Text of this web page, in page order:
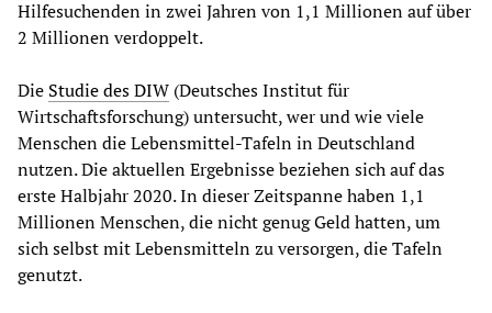
Hilfesuchenden in zwei Jahren von 1,1 Millionen auf über
2 Millionen verdoppelt.
Die Studie des DIW (Deutsches Institut für
Wirtschaftsforschung) untersucht, wer und wie viele
Menschen die Lebensmittel-Tafeln in Deutschland
nutzen. Die aktuellen Ergebnisse beziehen sich auf das
erste Halbjahr 2020. In dieser Zeitspanne haben 1,1
Millionen Menschen, die nicht genug Geld hatten, um
sich selbst mit Lebensmitteln zu versorgen, die Tafeln
genutzt.